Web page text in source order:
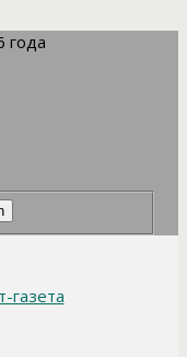
года
газета